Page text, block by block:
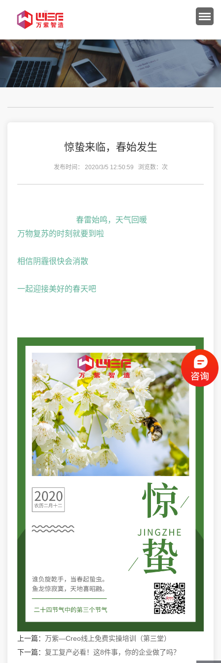
惊蛰来临，春始发生
发布时间： 2020/3/5 12:50:59 浏览数： 次
春雷始鸣，天气回暖
万物复苏的时刻就要到啦
相信阴霾很快会消散
一起迎接美好的春天吧
上一篇： 万紫—Creo线上免费实操培训（第三堂）
下一篇： 复工复产必看！这8件事，你的企业做了吗？